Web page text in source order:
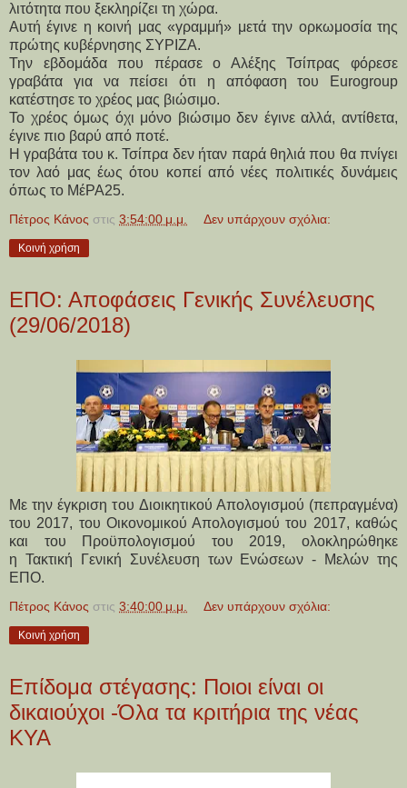
λιτότητα που ξεκληρίζει τη χώρα.
Αυτή έγινε η κοινή μας «γραμμή» μετά την ορκωμοσία της
πρώτης κυβέρνησης ΣΥΡΙΖΑ.
Την εβδομάδα που πέρασε ο Αλέξης Τσίπρας φόρεσε
γραβάτα για να πείσει ότι η απόφαση του Eurogroup
κατέστησε το χρέος μας βιώσιμο.
Το χρέος όμως όχι μόνο βιώσιμο δεν έγινε αλλά, αντίθετα,
έγινε πιο βαρύ από ποτέ.
Η γραβάτα του κ. Τσίπρα δεν ήταν παρά θηλιά που θα πνίγει
τον λαό μας έως ότου κοπεί από νέες πολιτικές δυνάμεις
όπως το ΜέΡΑ25.
Πέτρος Κάνος στις 3:54:00 μ.μ. Δεν υπάρχουν σχόλια:
Κοινή χρήση
ΕΠΟ: Αποφάσεις Γενικής Συνέλευσης
(29/06/2018)
Με την έγκριση του Διοικητικού Απολογισμού (πεπραγμένα)
του 2017, του Οικονομικού Απολογισμού του 2017, καθώς
και του Προϋπολογισμού του 2019, ολοκληρώθηκε
η Τακτική Γενική Συνέλευση των Ενώσεων - Μελών της
ΕΠΟ.
Πέτρος Κάνος στις 3:40:00 μ.μ. Δεν υπάρχουν σχόλια:
Κοινή χρήση
Επίδομα στέγασης: Ποιοι είναι οι
δικαιούχοι -Όλα τα κριτήρια της νέας
ΚΥΑ